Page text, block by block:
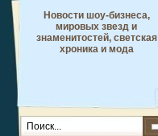
Новости шоу-бизнеса,
мировых звезд и
знаменитостей, светская
хроника и мода